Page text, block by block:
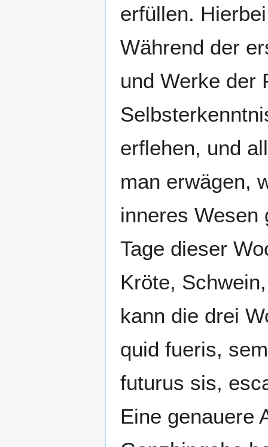
erfüllen.
Während der
und Werke der
erflehen, und
man erwägen,
inneres Wesen
Tage dieser
Kröte,
kann die drei
quid fueris,
futurus sis,
Eine genauere